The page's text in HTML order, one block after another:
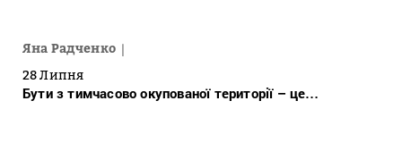
Яна Радченко
28 Липня
Бути з тимчасово окупованої території – це…